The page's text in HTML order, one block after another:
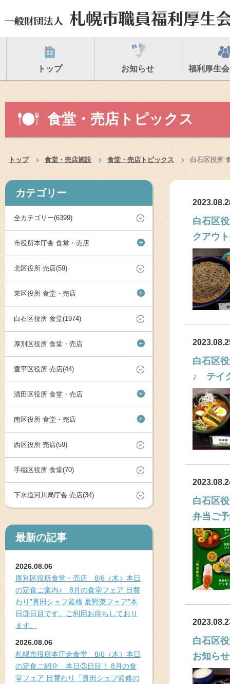
トップ お知らせ 福利厚生
食堂・売店トピックス
トップ 食堂・売店施設 食堂・売店トピックス 白石区役所
カテゴリー
全カテゴリー(6399)
市役所本庁舎 食堂・売店 +
北区役所 売店(59)
東区役所 食堂・売店 +
白石区役所 食堂(1974)
厚別区役所 食堂・売店 +
豊平区役所 売店(44)
清田区役所 食堂・売店 +
南区役所 食堂・売店 +
西区役所 売店(59)
手稲区役所 食堂(70)
下水道河川局庁舎 売店(34)
最新の記事
2026.08.06
厚別区役所食堂・売店 8/6（木）本日
の定食ご案内♪ 8月の食堂フェア 日替
わり”貫田シェフ監修 夏野菜フェア”本
日③日目です。ご利用お待ちしており
ます。
2026.08.06
札幌市役所本庁舎食堂 8/6（木）本日
の定食ご紹介 本日③日目！ 8月の食
堂フェア 日替わり「貫田シェフ監修の
白石区
クアウ
白石区
♪ テイ
白石区
弁当ご
白石区
お知ら